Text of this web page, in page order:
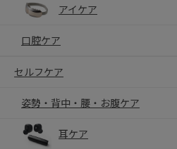
アイケア
口腔ケア
セルフケア
姿勢・背中・腰・お腹ケア
耳ケア